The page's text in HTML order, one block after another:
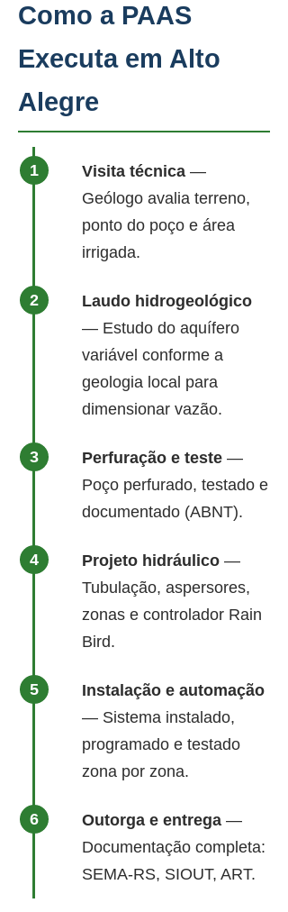
Como a PAAS
Executa em Alto
Alegre
Visita técnica —
Geólogo avalia terreno,
ponto do poço e área
irrigada.
Laudo hidrogeológico
— Estudo do aquífero
variável conforme a
geologia local para
dimensionar vazão.
Perfuração e teste —
Poço perfurado, testado e
documentado (ABNT).
Projeto hidráulico —
Tubulação, aspersores,
zonas e controlador Rain
Bird.
Instalação e automação
— Sistema instalado,
programado e testado
zona por zona.
Outorga e entrega —
Documentação completa:
SEMA-RS, SIOUT, ART.